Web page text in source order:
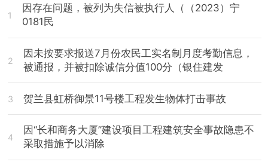
1
因存在问题，被列为失信被执行人（（2023）宁
0181民
2
因未按要求报送7月份农民工实名制月度考勤信息，
被通报，并被扣除诚信分值100分（银住建发
3 贺兰县虹桥御景11号楼工程发生物体打击事故
4
因“长和商务大厦”建设项目工程建筑安全事故隐患不
采取措施予以消除